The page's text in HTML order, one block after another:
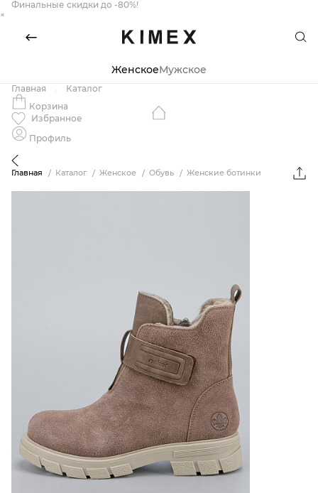
Финальные скидки до -80%!
×
ЖенскоеМужское
Главная
Каталог
Корзина
Избранное
Профиль
Главная Каталог Женское Обувь Женские ботинки